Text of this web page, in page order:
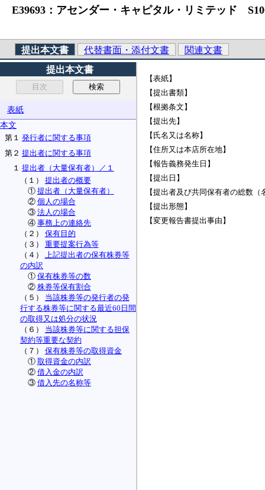
E39693：アセンダー・キャピタル・リミテッド
提出本文書 代替書面・添付文書
関連文書
提出本文書